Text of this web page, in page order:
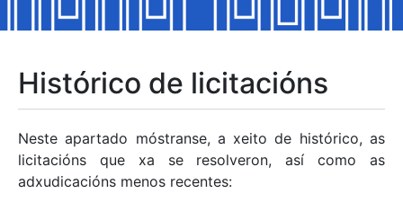
Mostrar/Ocultar
Histórico de licitacións
Neste apartado móstranse, a xeito de histórico, as
licitacións que xa se resolveron, así como as
adxudicacións menos recentes: